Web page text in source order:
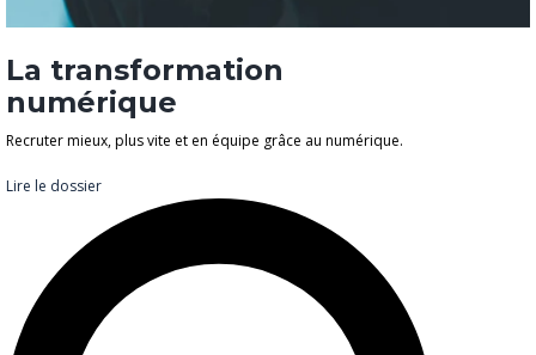
La transformation
numérique
Recruter mieux, plus vite et en équipe grâce au numérique.
Lire le dossier